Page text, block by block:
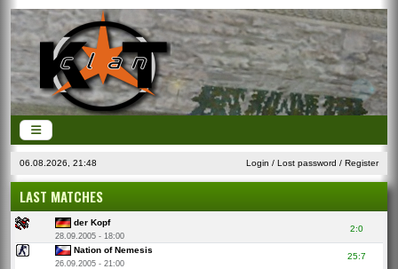
06.08.2026, 21:48 Login / Lost password / Register
LAST MATCHES
der Kopf
28.09.2005 - 18:00
2:0
Nation of Nemesis
26.09.2005 - 21:00
25:7